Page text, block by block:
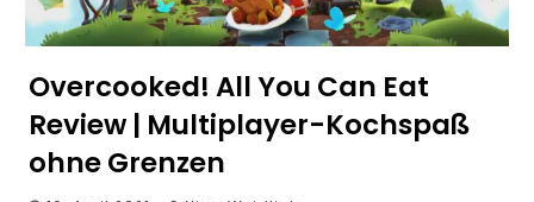
Overcooked! All You Can Eat
Review | Multiplayer-Kochspaß
ohne Grenzen